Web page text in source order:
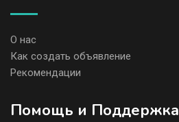
О нас
Как создать объявление
Рекомендации
Помощь и Поддержка